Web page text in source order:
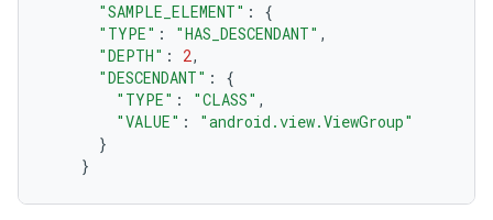
"SAMPLE_ELEMENT" :
{
"TYPE" : "HAS_DESCENDANT" ,
"DEPTH" : 2,
"DESCENDANT" :
{
"TYPE" : "CLASS" ,
"VALUE" :
"android.view.ViewGroup"
}
}